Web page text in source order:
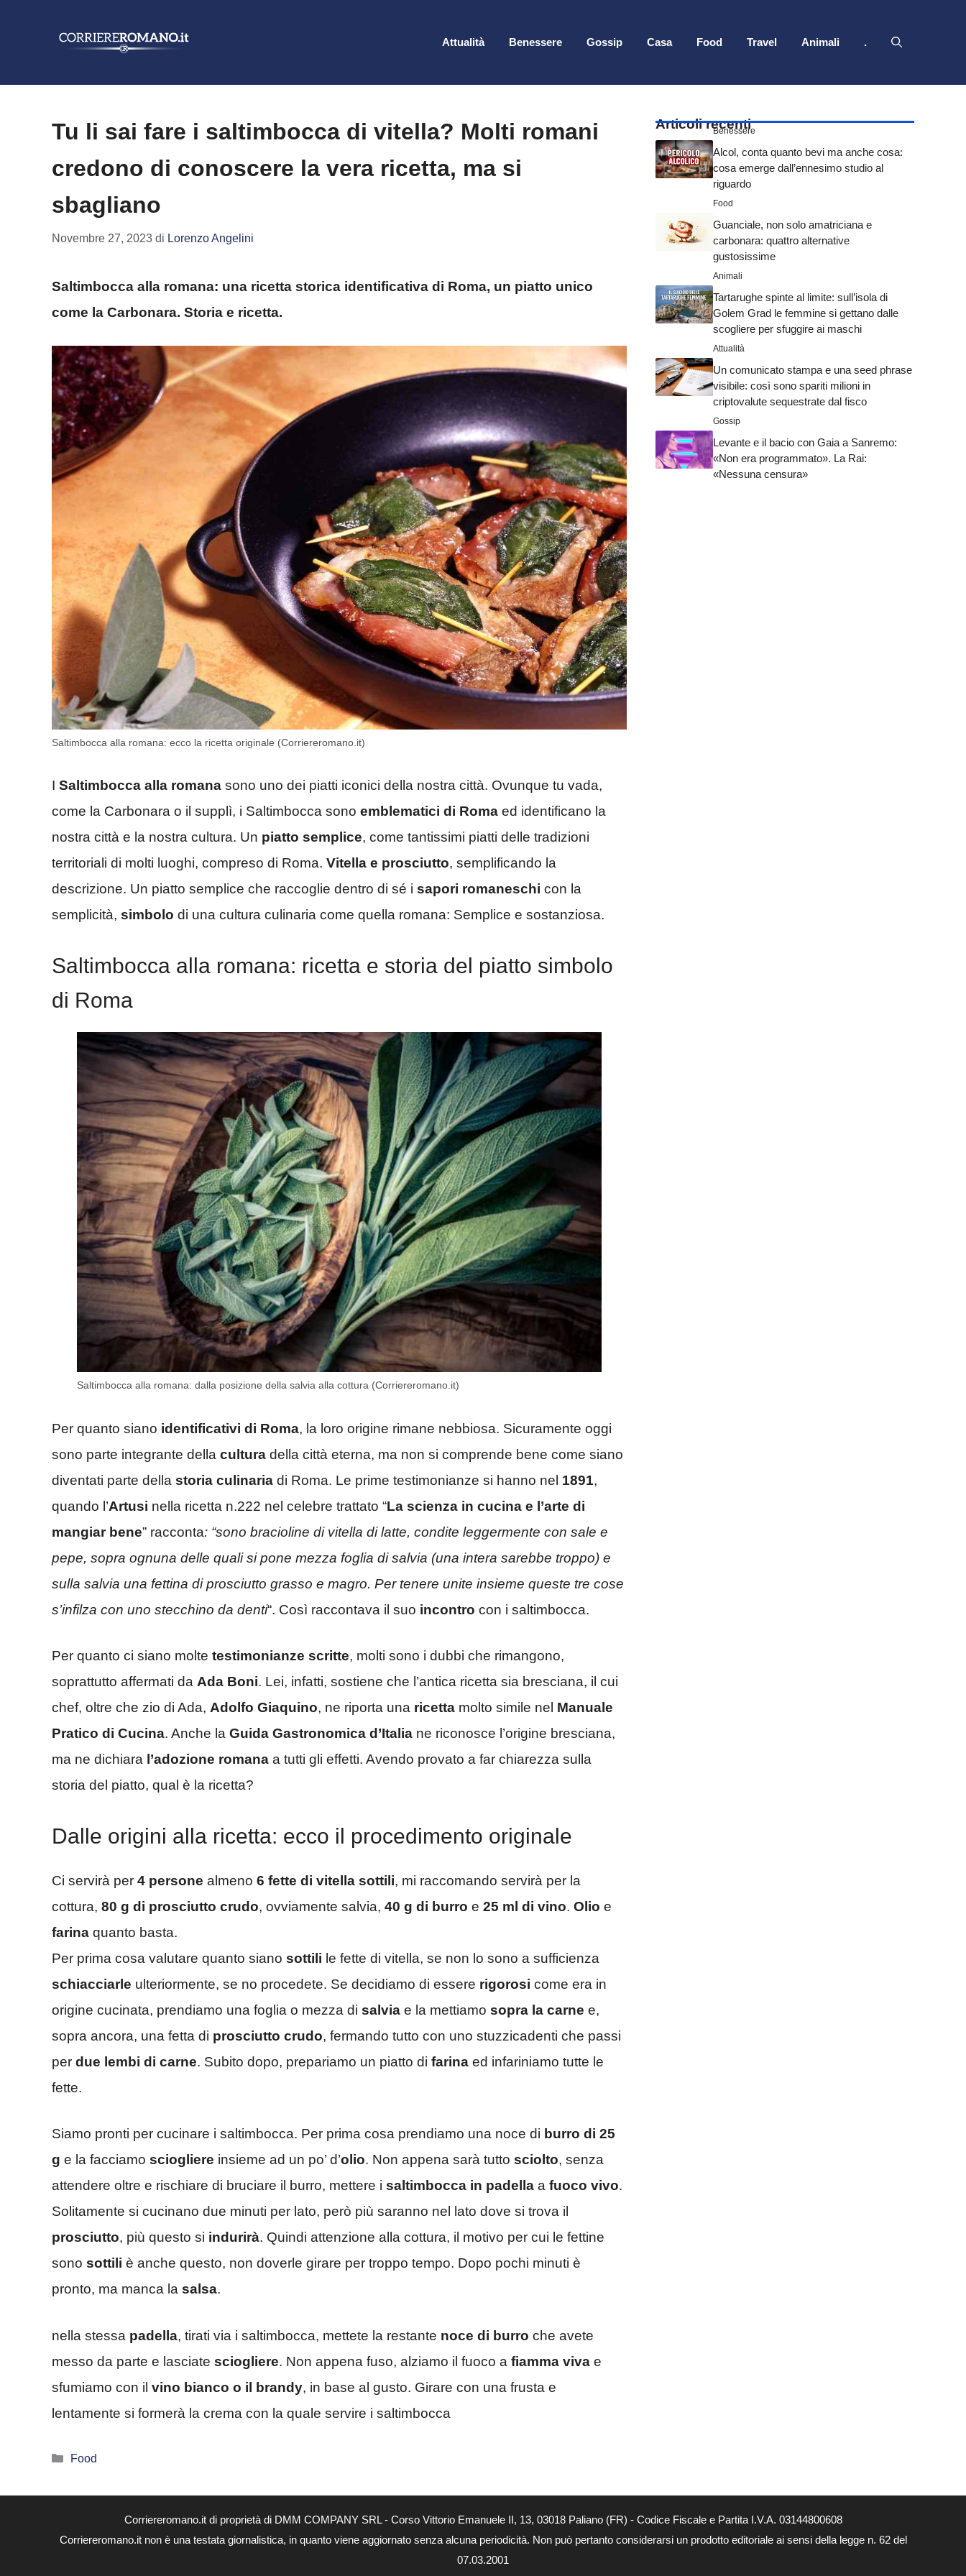
Attualità Benessere Gossip Casa Food Travel Animali .
Tu li sai fare i saltimbocca di vitella? Molti romani
credono di conoscere la vera ricetta, ma si
sbagliano
Novembre 27, 2023 di Lorenzo Angelini
Saltimbocca alla romana: una ricetta storica identificativa di Roma, un piatto unico
come la Carbonara. Storia e ricetta.
Saltimbocca alla romana: ecco la ricetta originale (Corriereromano.it)
I Saltimbocca alla romana sono uno dei piatti iconici della nostra città. Ovunque tu vada,
come la Carbonara o il supplì, i Saltimbocca sono emblematici di Roma ed identificano la
nostra città e la nostra cultura. Un piatto semplice, come tantissimi piatti delle tradizioni
territoriali di molti luoghi, compreso di Roma. Vitella e prosciutto, semplificando la
descrizione. Un piatto semplice che raccoglie dentro di sé i sapori romaneschi con la
semplicità, simbolo di una cultura culinaria come quella romana: Semplice e sostanziosa.
Saltimbocca alla romana: ricetta e storia del piatto simbolo
di Roma
Saltimbocca alla romana: dalla posizione della salvia alla cottura (Corriereromano.it)
Per quanto siano identificativi di Roma, la loro origine rimane nebbiosa. Sicuramente oggi
sono parte integrante della cultura della città eterna, ma non si comprende bene come siano
diventati parte della storia culinaria di Roma. Le prime testimonianze si hanno nel 1891,
quando l’Artusi nella ricetta n.222 nel celebre trattato “La scienza in cucina e l’arte di
mangiar bene” racconta: “sono bracioline di vitella di latte, condite leggermente con sale e
pepe, sopra ognuna delle quali si pone mezza foglia di salvia (una intera sarebbe troppo) e
sulla salvia una fettina di prosciutto grasso e magro. Per tenere unite insieme queste tre cose
s’infilza con uno stecchino da denti“. Così raccontava il suo incontro con i saltimbocca.
Per quanto ci siano molte testimonianze scritte, molti sono i dubbi che rimangono,
soprattutto affermati da Ada Boni. Lei, infatti, sostiene che l’antica ricetta sia bresciana, il cui
chef, oltre che zio di Ada, Adolfo Giaquino, ne riporta una ricetta molto simile nel Manuale
Pratico di Cucina. Anche la Guida Gastronomica d’Italia ne riconosce l’origine bresciana,
ma ne dichiara l’adozione romana a tutti gli effetti. Avendo provato a far chiarezza sulla
storia del piatto, qual è la ricetta?
Dalle origini alla ricetta: ecco il procedimento originale
Ci servirà per 4 persone almeno 6 fette di vitella sottili, mi raccomando servirà per la
cottura, 80 g di prosciutto crudo, ovviamente salvia, 40 g di burro e 25 ml di vino. Olio e
farina quanto basta.
Per prima cosa valutare quanto siano sottili le fette di vitella, se non lo sono a sufficienza
schiacciarle ulteriormente, se no procedete. Se decidiamo di essere rigorosi come era in
origine cucinata, prendiamo una foglia o mezza di salvia e la mettiamo sopra la carne e,
sopra ancora, una fetta di prosciutto crudo, fermando tutto con uno stuzzicadenti che passi
per due lembi di carne. Subito dopo, prepariamo un piatto di farina ed infariniamo tutte le
fette.
Siamo pronti per cucinare i saltimbocca. Per prima cosa prendiamo una noce di burro di 25
g e la facciamo sciogliere insieme ad un po’ d’olio. Non appena sarà tutto sciolto, senza
attendere oltre e rischiare di bruciare il burro, mettere i saltimbocca in padella a fuoco vivo.
Solitamente si cucinano due minuti per lato, però più saranno nel lato dove si trova il
prosciutto, più questo si indurirà. Quindi attenzione alla cottura, il motivo per cui le fettine
sono sottili è anche questo, non doverle girare per troppo tempo. Dopo pochi minuti è
pronto, ma manca la salsa.
nella stessa padella, tirati via i saltimbocca, mettete la restante noce di burro che avete
messo da parte e lasciate sciogliere. Non appena fuso, alziamo il fuoco a fiamma viva e
sfumiamo con il vino bianco o il brandy, in base al gusto. Girare con una frusta e
lentamente si formerà la crema con la quale servire i saltimbocca
Categorie
Food
Articoli recenti
Benessere
Alcol, conta quanto bevi ma anche cosa:
cosa emerge dall’ennesimo studio al
riguardo
Food
Guanciale, non solo amatriciana e
carbonara: quattro alternative
gustosissime
Animali
Tartarughe spinte al limite: sull’isola di
Golem Grad le femmine si gettano dalle
scogliere per sfuggire ai maschi
Attualità
Un comunicato stampa e una seed phrase
visibile: così sono spariti milioni in
criptovalute sequestrate dal fisco
Gossip
Levante e il bacio con Gaia a Sanremo:
«Non era programmato». La Rai:
«Nessuna censura»
Corriereromano.it di proprietà di DMM COMPANY SRL - Corso Vittorio Emanuele II, 13, 03018 Paliano (FR) - Codice Fiscale e Partita I.V.A. 03144800608
Corriereromano.it non è una testata giornalistica, in quanto viene aggiornato senza alcuna periodicità. Non può pertanto considerarsi un prodotto editoriale ai sensi della legge n. 62 del
07.03.2001